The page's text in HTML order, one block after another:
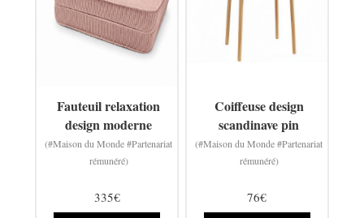
Fauteuil relaxation
design moderne
(#Maison du Monde #Partenariat
rémunéré)
335€
Coiffeuse design
scandinave pin
(#Maison du Monde #Partenariat
rémunéré)
76€